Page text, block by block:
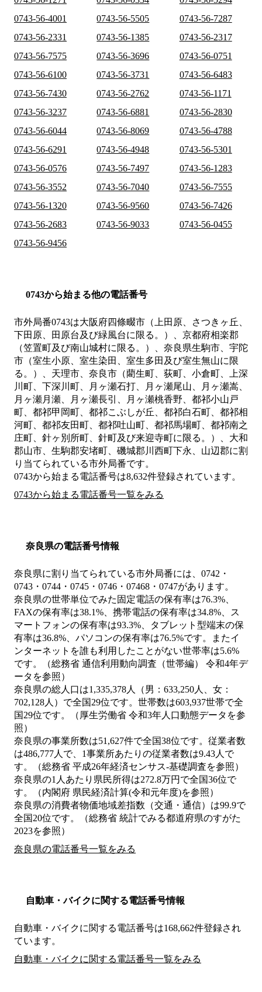
0743-56-4001
0743-56-5505
0743-56-7287
0743-56-2331
0743-56-1385
0743-56-2317
0743-56-7575
0743-56-3696
0743-56-0751
0743-56-6100
0743-56-3731
0743-56-6483
0743-56-7430
0743-56-2762
0743-56-1171
0743-56-3237
0743-56-6881
0743-56-2830
0743-56-6044
0743-56-8069
0743-56-4788
0743-56-6291
0743-56-4948
0743-56-5301
0743-56-0576
0743-56-7497
0743-56-1283
0743-56-3552
0743-56-7040
0743-56-7555
0743-56-1320
0743-56-9560
0743-56-7426
0743-56-2683
0743-56-9033
0743-56-0455
0743-56-9456
0743から始まる他の電話番号
市外局番0743は大阪府四條畷市（上田原、さつきヶ丘、
下田原、田原台及び緑風台に限る。）、京都府相楽郡
（笠置町及び南山城村に限る。）、奈良県生駒市、宇陀
市（室生小原、室生染田、室生多田及び室生無山に限
る。）、天理市、奈良市（藺生町、荻町、小倉町、上深
川町、下深川町、月ヶ瀬石打、月ヶ瀬尾山、月ヶ瀬嵩、
月ヶ瀬月瀬、月ヶ瀬長引、月ヶ瀬桃香野、都祁小山戸
町、都祁甲岡町、都祁こぶしが丘、都祁白石町、都祁相
河町、都祁友田町、都祁吐山町、都祁馬場町、都祁南之
庄町、針ヶ別所町、針町及び来迎寺町に限る。）、大和
郡山市、生駒郡安堵町、磯城郡川西町下永、山辺郡に割
り当てられている市外局番です。
0743から始まる電話番号は8,632件登録されています。
0743から始まる電話番号一覧をみる
奈良県の電話番号情報
奈良県に割り当てられている市外局番には、0742・
0743・0744・0745・0746・07468・0747があります。
奈良県の世帯単位でみた固定電話の保有率は76.3%、
FAXの保有率は38.1%、携帯電話の保有率は34.8%、ス
マートフォンの保有率は93.3%、タブレット型端末の保
有率は36.8%、パソコンの保有率は76.5%です。またイ
ンターネットを誰も利用したことがない世帯率は5.6%
です。（総務省 通信利用動向調査（世帯編） 令和4年デ
ータを参照）
奈良県の総人口は1,335,378人（男：633,250人、女：
702,128人）で全国29位です。世帯数は603,937世帯で全
国29位です。（厚生労働省 令和3年人口動態データを参
照）
奈良県の事業所数は51,627件で全国38位です。従業者数
は486,777人で、1事業所あたりの従業者数は9.43人で
す。（総務省 平成26年経済センサス‐基礎調査を参照）
奈良県の1人あたり県民所得は272.8万円で全国36位で
す。（内閣府 県民経済計算(令和元年度)を参照）
奈良県の消費者物価地域差指数（交通・通信）は99.9で
全国20位です。（総務省 統計でみる都道府県のすがた
2023を参照）
奈良県の電話番号一覧をみる
自動車・バイクに関する電話番号情報
自動車・バイクに関する電話番号は168,662件登録され
ています。
自動車・バイクに関する電話番号一覧をみる